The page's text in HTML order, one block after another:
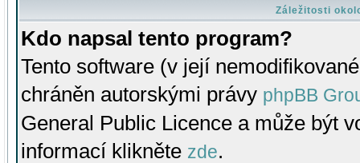
Záležitosti
Kdo napsal tento program?
Tento software (v její
chráněn autorskými právy phpBB
General Public Licence a může být
informací klikněte zde.